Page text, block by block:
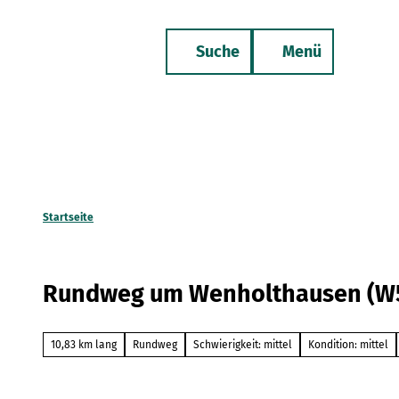
Suche Menü
Startseite
Rundweg um Wenholthausen
10,83 km lang Rundweg Schwierigkeit: mittel Kondition: mittel